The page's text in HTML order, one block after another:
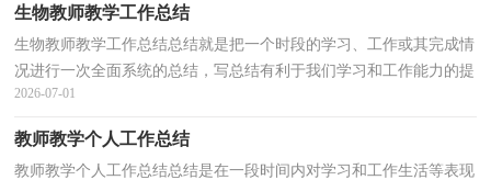
生物教师教学工作总结
生物教师教学工作总结总结就是把一个时段的学习、工作或其完成情
况进行一次全面系统的总结，写总结有利于我们学习和工作能力的提
高，为此我们要做好回顾，写好总结。总结怎么写才...
2026-07-01
教师教学个人工作总结
教师教学个人工作总结总结是在一段时间内对学习和工作生活等表现